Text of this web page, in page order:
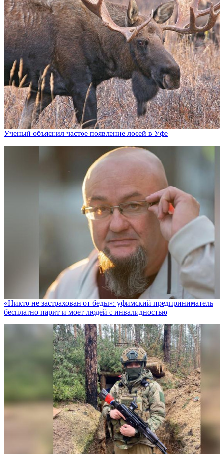
Ученый объяснил частое появление лосей в Уфе
«Никто не заcтрахован от беды»: уфимский предприниматель
бесплатно парит и моет людей с инвалидностью